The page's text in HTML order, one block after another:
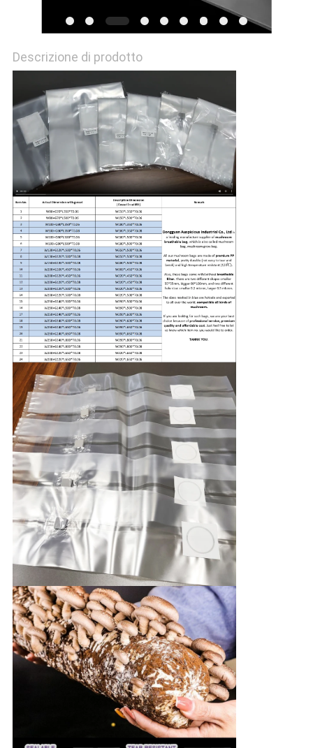
Descrizione di prodotto